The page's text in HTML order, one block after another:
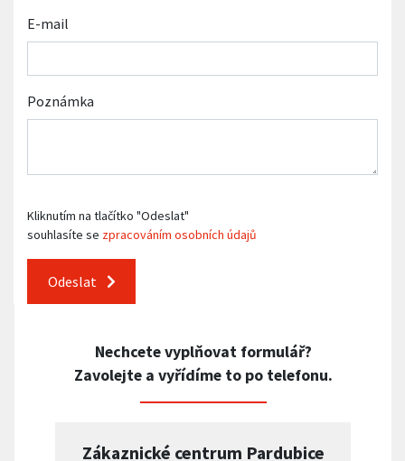
E-mail
Poznámka
Kliknutím na tlačítko "Odeslat"
souhlasíte se zpracováním osobních údajů
Odeslat
Nechcete vyplňovat formulář?
Zavolejte a vyřídíme to po telefonu.
Zákaznické centrum Pardubice